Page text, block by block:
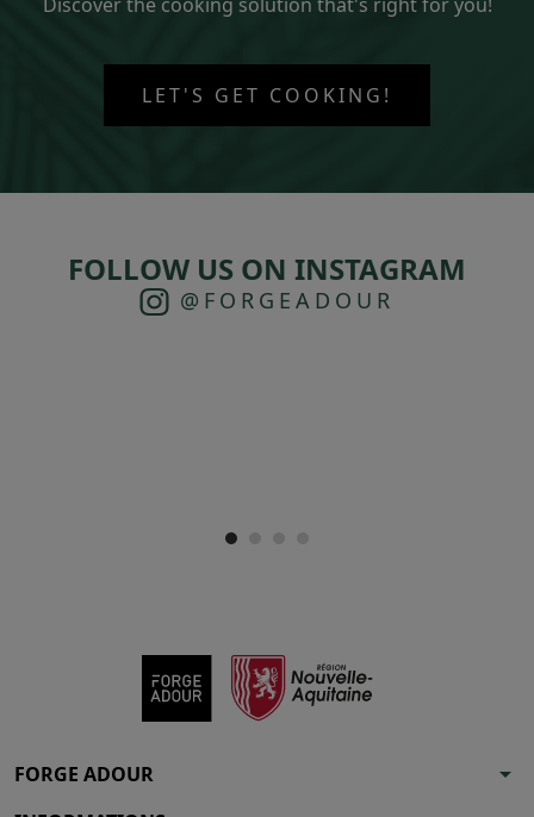
LET'S GET COOKING!
FOLLOW US ON INSTAGRAM
@FORGEADOUR
FORGE ADOUR arrow_drop_down